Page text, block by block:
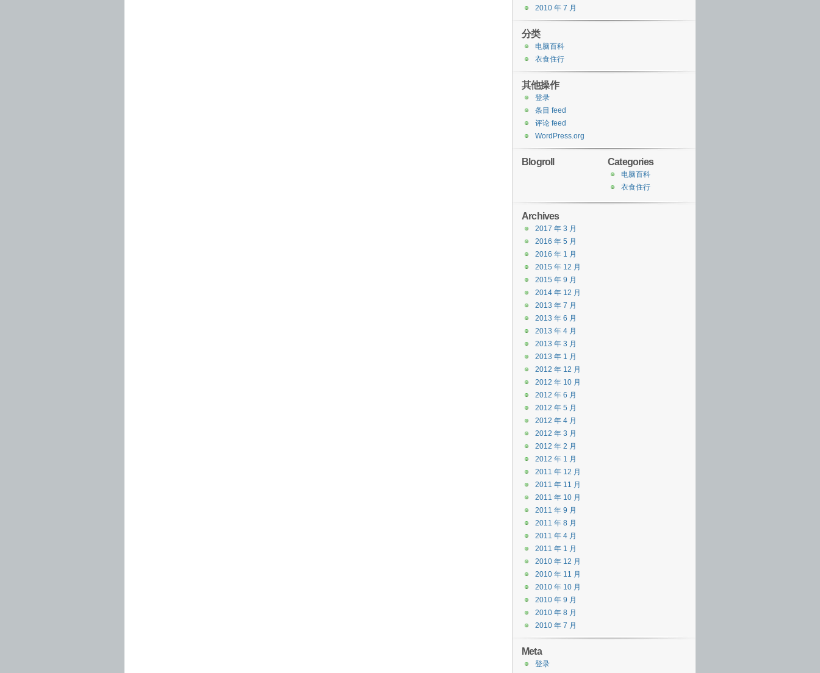
2010 年 7 月
分类
电脑百科
衣食住行
其他操作
登录
条目 feed
评论 feed
WordPress.org
Categories
电脑百科
衣食住行
Blogroll
Archives
2017 年 3 月
2016 年 5 月
2016 年 1 月
2015 年 12 月
2015 年 9 月
2014 年 12 月
2013 年 7 月
2013 年 6 月
2013 年 4 月
2013 年 3 月
2013 年 1 月
2012 年 12 月
2012 年 10 月
2012 年 6 月
2012 年 5 月
2012 年 4 月
2012 年 3 月
2012 年 2 月
2012 年 1 月
2011 年 12 月
2011 年 11 月
2011 年 10 月
2011 年 9 月
2011 年 8 月
2011 年 4 月
2011 年 1 月
2010 年 12 月
2010 年 11 月
2010 年 10 月
2010 年 9 月
2010 年 8 月
2010 年 7 月
Meta
登录